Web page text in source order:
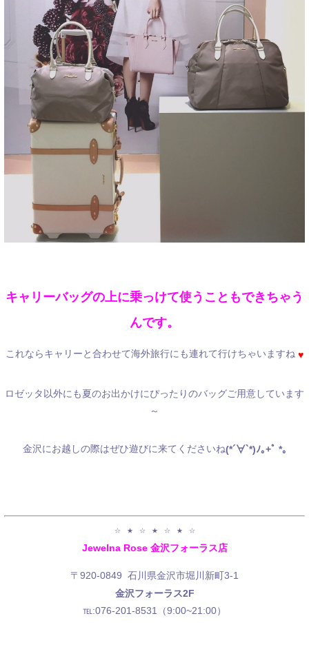
キャリーバッグの上に乗っけて使うこともできちゃう
んです。
これならキャリーと合わせて海外旅行にも連れて行けちゃいますね ♥
ロゼッタ以外にも夏のお出かけにぴったりのバッグご用意しています
～
金沢にお越しの際はぜひ遊びに来てくださいね(*´∀`*)ﾉ｡+ﾟ *｡
☆ ★ ☆ ★ ☆ ★ ☆
Jewelna Rose 金沢フォーラス店
〒920-0849 石川県金沢市堀川新町3-1
金沢フォーラス2F
℡:076-201-8531（9:00~21:00）